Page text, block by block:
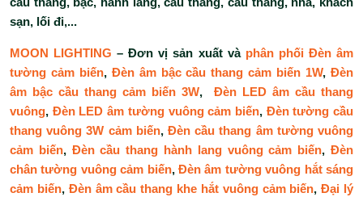
sạn, lối đi,...
MOON LIGHTING – Đơn vị sản xuất và phân phối Đèn âm
tường cảm biến, Đèn âm bậc cầu thang cảm biến 1W,Đèn
âm bậc cầu thang cảm biến 3W, Đèn LED âm cầu thang
vuông, Đèn LED âm tường vuông cảm biến, Đèn tường cầu
thang vuông 3W cảm biến,Đèn cầu thang âm tường vuông
cảm biến, Đèn cầu thang hành lang vuông cảm biến,Đèn
chân tường vuông cảm biến,Đèn âm tường vuông hắt sáng
cảm biến, Đèn âm cầu thang khe hắt vuông cảm biến,Đại lý